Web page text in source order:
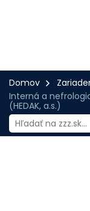
Domov
Interná a
(HEDAK, a.s.)